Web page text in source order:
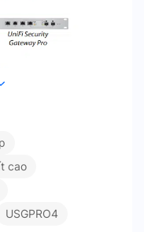
Với Chi Phí
Mẽ
cao
USGPRO4